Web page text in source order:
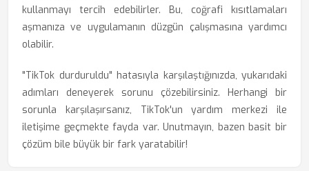
kullanmayı tercih edebilirler. Bu, coğrafi kısıtlamaları
aşmanıza ve uygulamanın düzgün çalışmasına yardımcı
olabilir.
"TikTok durduruldu" hatasıyla karşılaştığınızda, yukarıdaki
adımları deneyerek sorunu çözebilirsiniz. Herhangi bir
sorunla karşılaşırsanız, TikTok'un yardım merkezi ile
iletişime geçmekte fayda var. Unutmayın, bazen basit bir
çözüm bile büyük bir fark yaratabilir!